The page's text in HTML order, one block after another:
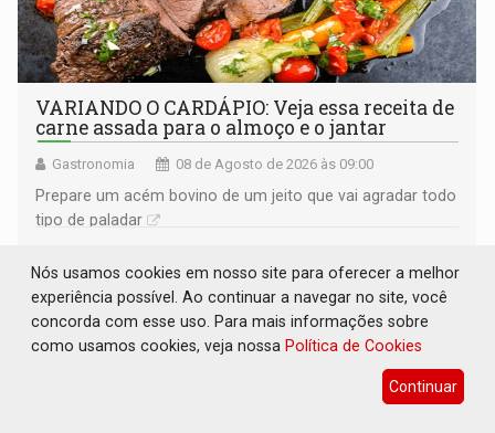
VARIANDO O CARDÁPIO: Veja essa receita de
carne assada para o almoço e o jantar
Gastronomia 08 de Agosto de 2026 às 09:00
Prepare um acém bovino de um jeito que vai agradar todo
tipo de paladar
Nós usamos cookies em nosso site para oferecer a melhor
experiência possível. Ao continuar a navegar no site, você
concorda com esse uso. Para mais informações sobre
como usamos cookies, veja nossa Política de Cookies
Continuar